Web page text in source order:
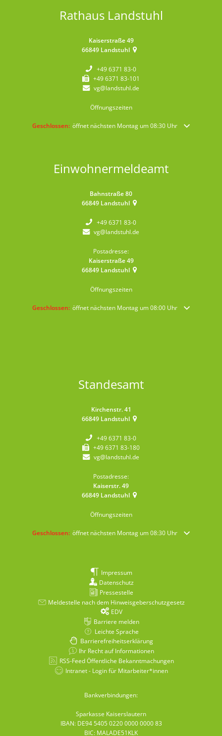
Rathaus Landstuhl
Kaiserstraße 49
66849 Landstuhl
+49 6371 83-0
+49 6371 83-101
vg@landstuhl.de
Öffnungszeiten
Klicken, um weitere Öffnungs- oder Schließzeiten auszublenden
Geschlossen: öffnet nächsten Montag um 08:30 Uhr
Einwohnermeldeamt
Bahnstraße 80
66849 Landstuhl
+49 6371 83-0
vg@landstuhl.de
Postadresse:
Kaiserstraße 49
66849 Landstuhl
Öffnungszeiten
Klicken, um weitere Öffnungs- oder Schließzeiten auszublenden
Geschlossen: öffnet nächsten Montag um 08:00 Uhr
Standesamt
Kirchenstr. 41
66849 Landstuhl
+49 6371 83-0
+49 6371 83-180
vg@landstuhl.de
Postadresse:
Kaiserstr. 49
66849 Landstuhl
Öffnungszeiten
Klicken, um weitere Öffnungs- oder Schließzeiten auszublenden
Geschlossen: öffnet nächsten Montag um 08:30 Uhr
Impressum
Datenschutz
Pressestelle
Meldestelle nach dem Hinweisgeberschutzgesetz
EDV
Barriere melden
Leichte Sprache
Barrierefreiheitserklärung
Ihr Recht auf Informationen
RSS-Feed Öffentliche Bekanntmachungen
Intranet - Login für Mitarbeiter*innen
Bankverbindungen:
Sparkasse Kaiserslautern
IBAN: DE94 5405 0220 0000 0000 83
BIC: MALADE51KLK